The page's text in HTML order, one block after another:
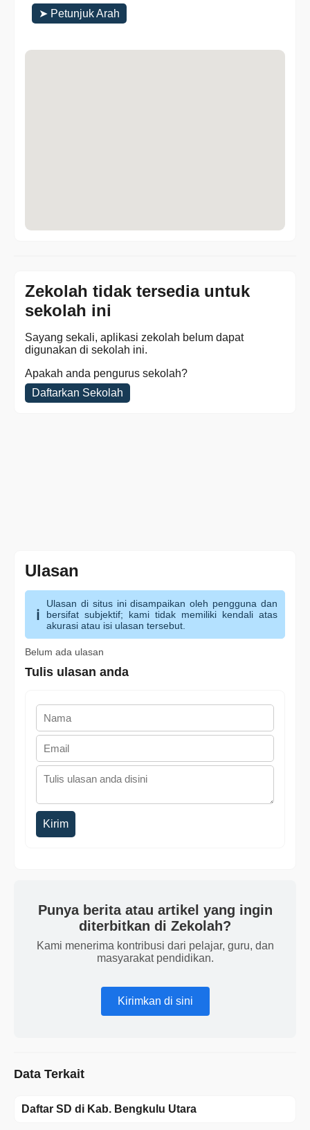
➤ Petunjuk Arah
Zekolah tidak tersedia untuk
sekolah ini
Sayang sekali, aplikasi zekolah belum dapat
digunakan di sekolah ini.
Apakah anda pengurus sekolah?
Daftarkan Sekolah
Ulasan
Ulasan di situs ini disampaikan oleh pengguna dan
bersifat subjektif; kami tidak memiliki kendali atas
akurasi atau isi ulasan tersebut.
Belum ada ulasan
Tulis ulasan anda
Kirim
Punya berita atau artikel yang ingin
diterbitkan di Zekolah?
Kami menerima kontribusi dari pelajar, guru, dan
masyarakat pendidikan.
Kirimkan di sini
Data Terkait
Daftar SD di Kab. Bengkulu Utara